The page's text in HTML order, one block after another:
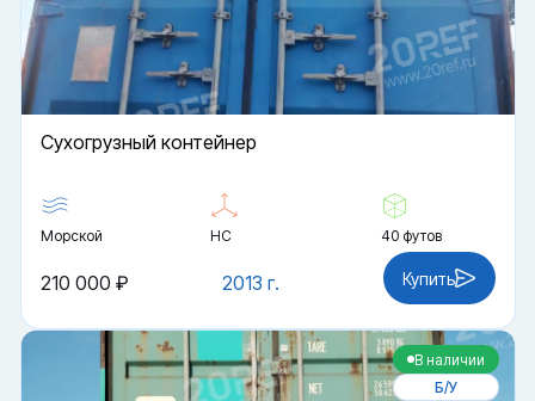
Cухогрузный контейнер
Морской HC 40 футов
2013 г.
210 000 ₽ Купить
В наличии
Б/У